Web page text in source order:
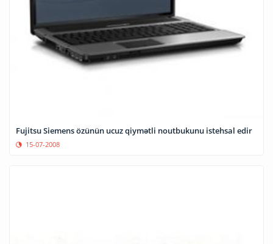
Fujitsu Siemens özünün ucuz qiymətli noutbukunu istehsal edir
15-07-2008